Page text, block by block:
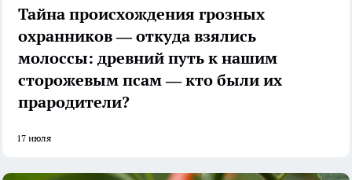
Тайна происхождения грозных
охранников — откуда взялись
молоссы: древний путь к нашим
сторожевым псам — кто были их
прародители?
17 июля